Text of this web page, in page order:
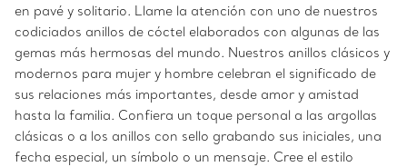
en pavé y solitario. Llame la atención con uno de nuestros
codiciados anillos de cóctel elaborados con algunas de las
gemas más hermosas del mundo. Nuestros anillos clásicos y
modernos para mujer y hombre celebran el significado de
sus relaciones más importantes, desde amor y amistad
hasta la familia. Confiera un toque personal a las argollas
clásicas o a los anillos con sello grabando sus iniciales, una
fecha especial, un símbolo o un mensaje. Cree el estilo